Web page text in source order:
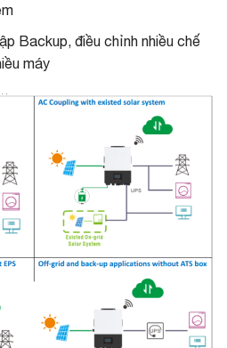
Backup, điều chỉnh nhiều chế
máy